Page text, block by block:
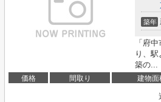
築年
「府
り、
築の...
価格 間取り 建物面